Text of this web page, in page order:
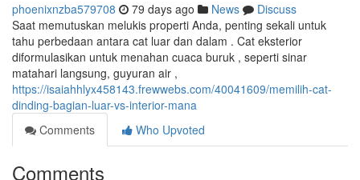
phoenixnzba579708 79 days ago News
Discuss
Saat memutuskan melukis properti Anda, penting sekali untuk
tahu perbedaan antara cat luar dan dalam . Cat eksterior
diformulasikan untuk menahan cuaca buruk , seperti sinar
matahari langsung, guyuran air ,
https://isaiahhlyx458143.frewwebs.com/40041609/memilih-cat-
dinding-bagian-luar-vs-interior-mana
Comments
Who Upvoted
Comments